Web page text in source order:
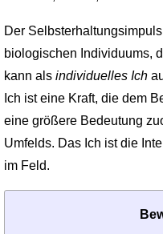
Der
biologischen Individuums,
kann als individuelles Ich
Ich ist eine Kraft, die dem
eine größere Bedeutung
Umfelds. Das Ich ist die
im Feld.